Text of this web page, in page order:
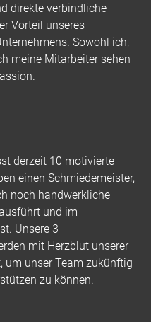
direkte verbindliche
Vorteil unseres
Sowohl ich,
meine Mitarbeiter sehen
derzeit 10 motivierte
einen Schmiedemeister,
noch handwerkliche
und im
Unsere 3
mit Herzblut unserer
um unser Team zukünftig
zu können.